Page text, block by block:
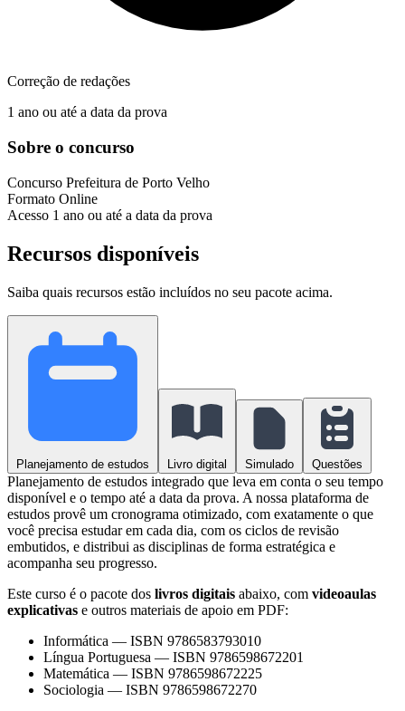
Correção de redações
1 ano ou até a data da prova
Sobre o concurso
Concurso Prefeitura de Porto Velho
Formato Online
Acesso 1 ano ou até a data da prova
Recursos disponíveis
Saiba quais recursos estão incluídos no seu pacote acima.
Planejamento de estudos Livro digital Simulado Questões
Planejamento de estudos integrado que leva em conta o seu tempo
disponível e o tempo até a data da prova. A nossa plataforma de
estudos provê um cronograma otimizado, com exatamente o que
você precisa estudar em cada dia, com os ciclos de revisão
embutidos, e distribui as disciplinas de forma estratégica e
acompanha seu progresso.
Este curso é o pacote dos livros digitais abaixo, com videoaulas
explicativas e outros materiais de apoio em PDF:
Informática — ISBN 9786583793010
Língua Portuguesa — ISBN 9786598672201
Matemática — ISBN 9786598672225
Sociologia — ISBN 9786598672270